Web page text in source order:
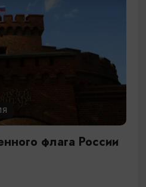
флага России